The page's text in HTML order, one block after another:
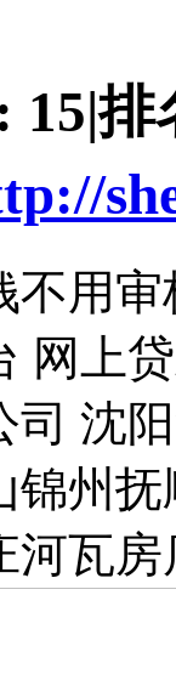
15|
不用
网上
司 沈
锦州
河瓦